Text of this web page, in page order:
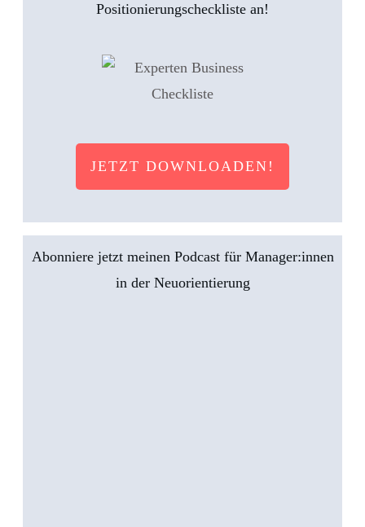
Positionierungscheckliste an!
JETZT DOWNLOADEN!
Abonniere jetzt meinen Podcast für Manager:innen
in der Neuorientierung